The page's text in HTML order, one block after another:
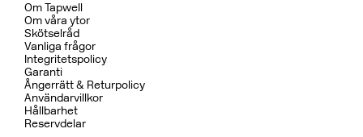
Om Tapwell
Om våra ytor
Skötselråd
Vanliga frågor
Integritetspolicy
Garanti
Ångerrätt & Returpolicy
Användarvillkor
Hållbarhet
Reservdelar